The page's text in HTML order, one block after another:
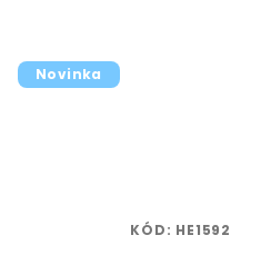
Novinka
KÓD: HE1592